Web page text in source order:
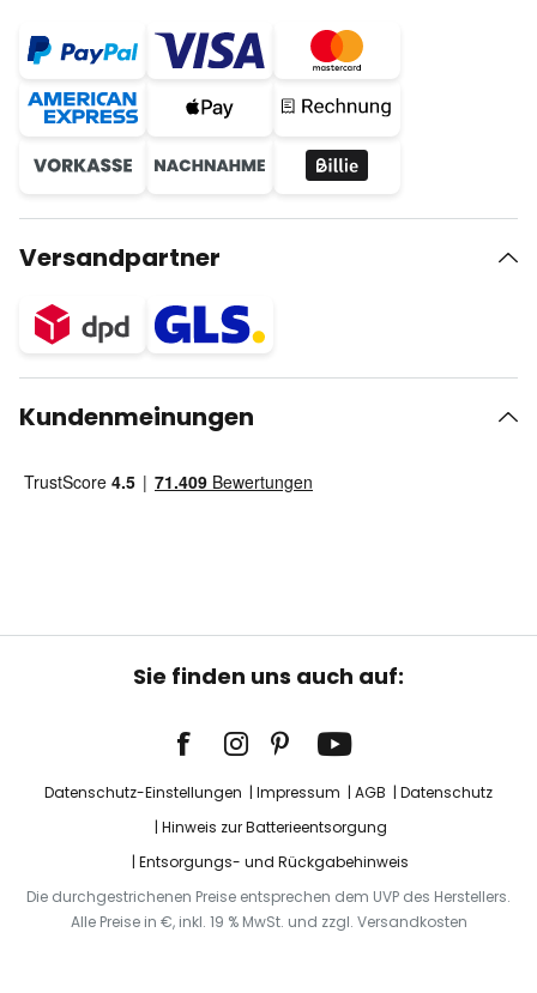
Versandpartner
Kundenmeinungen
Sie finden uns auch auf:
Datenschutz-Einstellungen Impressum AGB
Datenschutz
Hinweis zur Batterieentsorgung
Entsorgungs- und Rückgabehinweis
Die durchgestrichenen Preise entsprechen dem UVP des Herstellers.
Alle Preise in €, inkl. 19 % MwSt. und zzgl. Versandkosten